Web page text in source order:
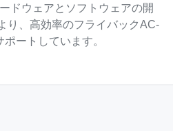
ドウェアとソフトウェアの開
り、高効率のフライバックAC-
ートしています。